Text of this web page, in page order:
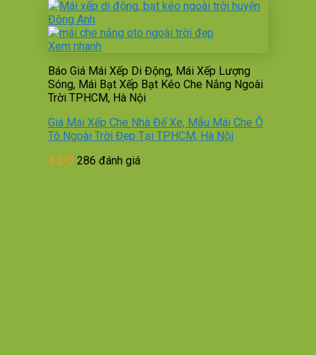
Xem nhanh
Báo Giá Mái Xếp Di Động, Mái Xếp Lượng
Sóng, Mái Bạt Xếp Bạt Kéo Che Nắng Ngoài
Trời TPHCM, Hà Nội
Giá Mái Xếp Che Nhà Để Xe, Mẫu Mái Che Ô
Tô Ngoài Trời Đẹp Tại TPHCM, Hà Nội
4.2/5 286 đánh giá